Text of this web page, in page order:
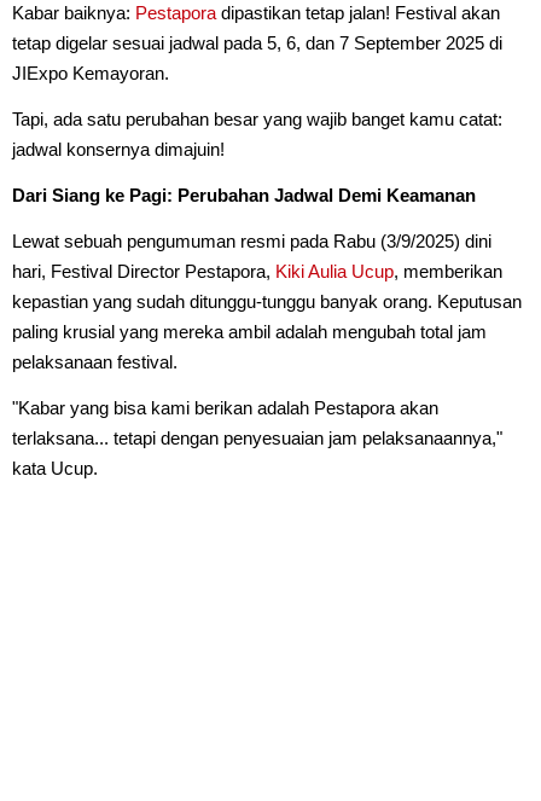
Kabar baiknya: Pestapora dipastikan tetap jalan! Festival akan
tetap digelar sesuai jadwal pada 5, 6, dan 7 September 2025 di
JIExpo Kemayoran.
Tapi, ada satu perubahan besar yang wajib banget kamu catat:
jadwal konsernya dimajuin!
Dari Siang ke Pagi: Perubahan Jadwal Demi Keamanan
Lewat sebuah pengumuman resmi pada Rabu (3/9/2025) dini
hari, Festival Director Pestapora, Kiki Aulia Ucup, memberikan
kepastian yang sudah ditunggu-tunggu banyak orang. Keputusan
paling krusial yang mereka ambil adalah mengubah total jam
pelaksanaan festival.
"Kabar yang bisa kami berikan adalah Pestapora akan
terlaksana... tetapi dengan penyesuaian jam pelaksanaannya,"
kata Ucup.